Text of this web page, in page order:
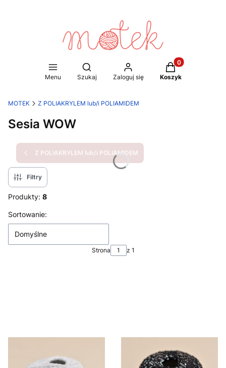
Menu
Otwórz wyszukiwarkę
Szukaj Zaloguj się
Produkty w
Koszyk
MOTEK Z POLIAKRYLEM lub/i POLIAMIDEM
Sesia WOW
Z POLIAKRYLEM lub/i POLIAMIDEM
Filtry
Produkty: 8
Lista produktów
Sortowanie:
Domyślne
Strona z 1